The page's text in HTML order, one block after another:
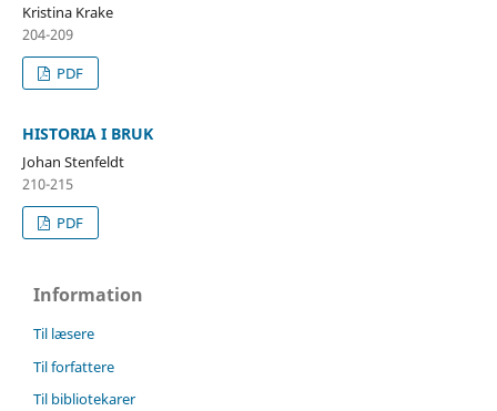
Kristina Krake
204-209
PDF
HISTORIA I BRUK
Johan Stenfeldt
210-215
PDF
Information
Til læsere
Til forfattere
Til bibliotekarer